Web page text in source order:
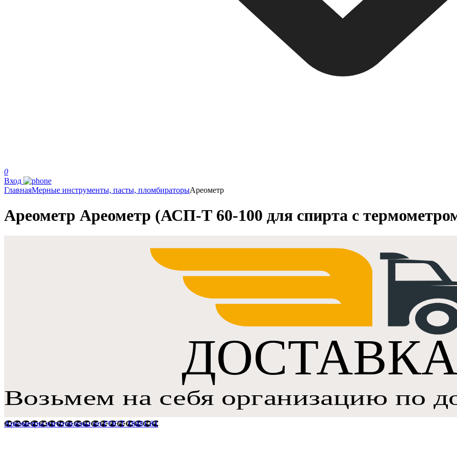
0
Вход
ГлавнаяМерные инструменты, пасты, пломбираторыАреометр
Ареометр Ареометр (АСП-Т 60-100 для спирта с
Ареометры изготовлены по ГОСТ 18481-81